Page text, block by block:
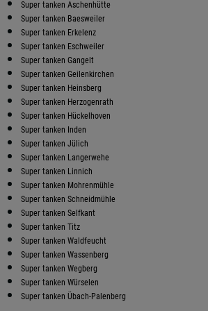
Super tanken Aschenhütte
Super tanken Baesweiler
Super tanken Erkelenz
Super tanken Eschweiler
Super tanken Gangelt
Super tanken Geilenkirchen
Super tanken Heinsberg
Super tanken Herzogenrath
Super tanken Hückelhoven
Super tanken Inden
Super tanken Jülich
Super tanken Langerwehe
Super tanken Linnich
Super tanken Mohrenmühle
Super tanken Schneidmühle
Super tanken Selfkant
Super tanken Titz
Super tanken Waldfeucht
Super tanken Wassenberg
Super tanken Wegberg
Super tanken Würselen
Super tanken Übach-Palenberg